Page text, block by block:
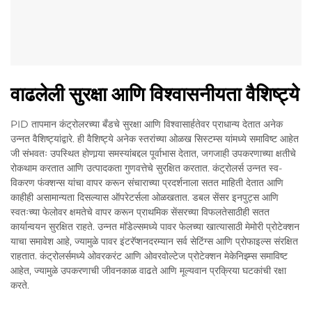
वाढलेली सुरक्षा आणि विश्वासनीयता वैशिष्ट्ये
PID तापमान कंट्रोलरच्या बँडचे सुरक्षा आणि विश्वासार्हतेवर प्राधान्य देतात अनेक
उन्नत वैशिष्ट्यांद्वारे. ही वैशिष्ट्ये अनेक स्तरांच्या ओळख सिस्टम्स यांमध्ये समाविष्ट आहेत
जी संभवतः उपस्थित होणार्‍या समस्यांबद्दल पूर्वाभास देतात, जगजाही उपकरणाच्या क्षतीचे
रोकथाम करतात आणि उत्पादकता गुणवत्तेचे सुरक्षित करतात. कंट्रोलर्स उन्नत स्व-
विकरण फंक्शन्स यांचा वापर करून संचाराच्या प्रदर्शनाला सतत माहिती देतात आणि
काहीही असामान्यता दिसल्यास ऑपरेटर्सला ओळखतात. डबल सेंसर इनपुट्स आणि
स्वतःच्या फेलोवर क्षमतेचे वापर करून प्राथमिक सेंसरच्या विफलतेसाठीही सतत
कार्यान्वयन सुरक्षित राहते. उन्नत मॉडेल्समध्ये पावर फेलच्या खात्यासाठी मेमोरी प्रोटेक्शन
याचा समावेश आहे, ज्यामुळे पावर इंटरॅप्शनदरम्यान सर्व सेटिंग्स आणि प्रोफाइल्स संरक्षित
राहतात. कंट्रोलर्समध्ये ओवरकरंट आणि ओवरवोल्टेज प्रोटेक्शन मेकेनिझ्म्स समाविष्ट
आहेत, ज्यामुळे उपकरणाची जीवनकाळ वाढते आणि मूल्यवान प्रक्रिया घटकांची रक्षा
करते.